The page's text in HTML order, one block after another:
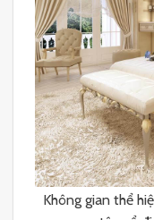
Không gian thể